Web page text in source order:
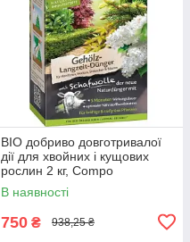
BIO добриво довготривалої
дії для хвойних і кущових
рослин 2 кг, Compo
В наявності
750 ₴ 938,25 ₴